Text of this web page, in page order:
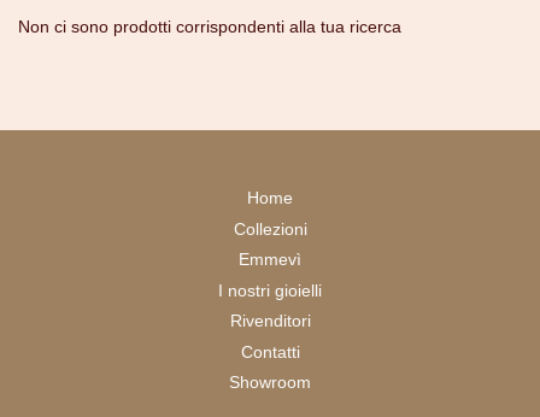
Non ci sono prodotti corrispondenti alla tua ricerca
Home
Collezioni
Emmevì
I nostri gioielli
Rivenditori
Contatti
Showroom